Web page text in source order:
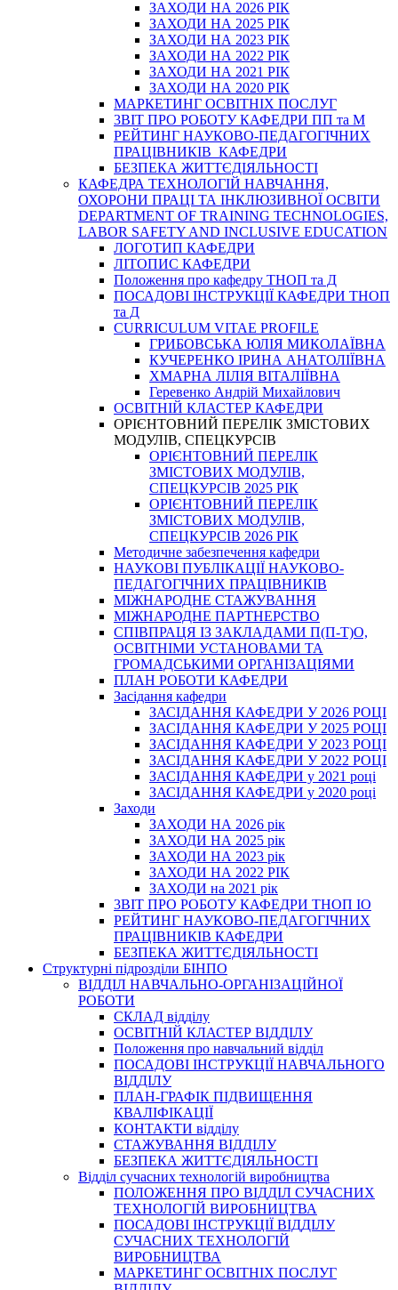
ЗАХОДИ НА 2026 РІК
ЗАХОДИ НА 2025 РІК
ЗАХОДИ НА 2023 РІК
ЗАХОДИ НА 2022 РІК
ЗАХОДИ НА 2021 РІК
ЗАХОДИ НА 2020 РІК
МАРКЕТИНГ ОСВІТНІХ ПОСЛУГ
3BIT ПРО РОБОТУ КАФЕДРИ ПП та М
РЕЙТИНГ НАУКОВО-ПЕДАГОГІЧНИХ
ПРАЦІВНИКІВ КАФЕДРИ
БЕЗПЕКА ЖИТТЄДІЯЛЬНОСТІ
КАФЕДРА ТЕХНОЛОГІЙ НАВЧАННЯ,
ОХОРОНИ ПРАЦІ ТА ІНКЛЮЗИВНОЇ ОСВІТИ
DEPARTMENT OF TRAINING TECHNOLOGIES,
LABOR SAFETY AND INCLUSIVE EDUCATION
ЛОГОТИП КАФЕДРИ
ЛІТОПИС КАФЕДРИ
Положення про кафедру ТНОП та Д
ПОСАДОВІ ІНСТРУКЦІЇ КАФЕДРИ ТНОП
та Д
CURRICULUM VITAE PROFILE
ГРИБОВСЬКА ЮЛІЯ МИКОЛАЇВНА
КУЧЕРЕНКО ІРИНА АНАТОЛІЇВНА
ХМАРНА ЛІЛІЯ ВІТАЛІЇВНА
Геревенко Андрій Михайлович
ОСВІТНІЙ КЛАСТЕР КАФЕДРИ
ОРІЄНТОВНИЙ ПЕРЕЛІК ЗМІСТОВИХ
МОДУЛІВ, СПЕЦКУРСІВ
ОРІЄНТОВНИЙ ПЕРЕЛІК
ЗМІСТОВИХ МОДУЛІВ,
СПЕЦКУРСІВ 2025 РІК
ОРІЄНТОВНИЙ ПЕРЕЛІК
ЗМІСТОВИХ МОДУЛІВ,
СПЕЦКУРСІВ 2026 РІК
Методичне забезпечення кафедри
НАУКОВІ ПУБЛІКАЦІЇ НАУКОВО-
ПЕДАГОГІЧНИХ ПРАЦІВНИКІВ
МІЖНАРОДНЕ СТАЖУВАННЯ
МІЖНАРОДНЕ ПАРТНЕРСТВО
СПІВПРАЦЯ ІЗ ЗАКЛАДАМИ П(П-Т)О,
ОСВІТНІМИ УСТАНОВАМИ ТА
ГРОМАДСЬКИМИ ОРГАНІЗАЦІЯМИ
ПЛАН РОБОТИ КАФЕДРИ
Засідання кафедри
ЗАСІДАННЯ КАФЕДРИ У 2026 РОЦІ
ЗАСІДАННЯ КАФЕДРИ У 2025 РОЦІ
ЗАСІДАННЯ КАФЕДРИ У 2023 РОЦІ
ЗАСІДАННЯ КАФЕДРИ У 2022 РОЦІ
ЗАСІДАННЯ КАФЕДРИ у 2021 році
ЗАСІДАННЯ КАФЕДРИ у 2020 році
Заходи
ЗАХОДИ НА 2026 рік
ЗАХОДИ НА 2025 рік
ЗАХОДИ НА 2023 рік
ЗАХОДИ НА 2022 РІК
ЗАХОДИ на 2021 рік
3BIT ПРО РОБОТУ КАФЕДРИ ТНОП ІО
РЕЙТИНГ НАУКОВО-ПЕДАГОГІЧНИХ
ПРАЦІВНИКІВ КАФЕДРИ
БЕЗПЕКА ЖИТТЄДІЯЛЬНОСТІ
Структурні підрозділи БІНПО
ВІДДІЛ НАВЧАЛЬНО-ОРГАНІЗАЦІЙНОЇ
РОБОТИ
СКЛАД відділу
ОСВІТНІЙ КЛАСТЕР ВІДДІЛУ
Положення про навчальний вiддiл
ПОСАДОВІ ІНСТРУКЦІЇ НАВЧАЛЬНОГО
ВІДДІЛУ
ПЛАН-ГРАФІК ПІДВИЩЕННЯ
КВАЛІФІКАЦІЇ
КОНТАКТИ відділу
СТАЖУВАННЯ ВІДДІЛУ
БЕЗПЕКА ЖИТТЄДІЯЛЬНОСТІ
Відділ сучасних технологій виробництва
ПОЛОЖЕННЯ ПРО ВІДДІЛ СУЧАСНИХ
ТЕХНОЛОГІЙ ВИРОБНИЦТВА
ПОСАДОВІ ІНСТРУКЦІЇ ВІДДІЛУ
СУЧАСНИХ ТЕХНОЛОГІЙ
ВИРОБНИЦТВА
МАРКЕТИНГ ОСВІТНІХ ПОСЛУГ